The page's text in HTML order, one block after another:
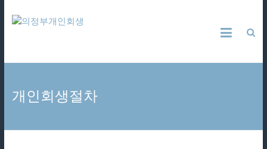
의
개
인
개인회생절차